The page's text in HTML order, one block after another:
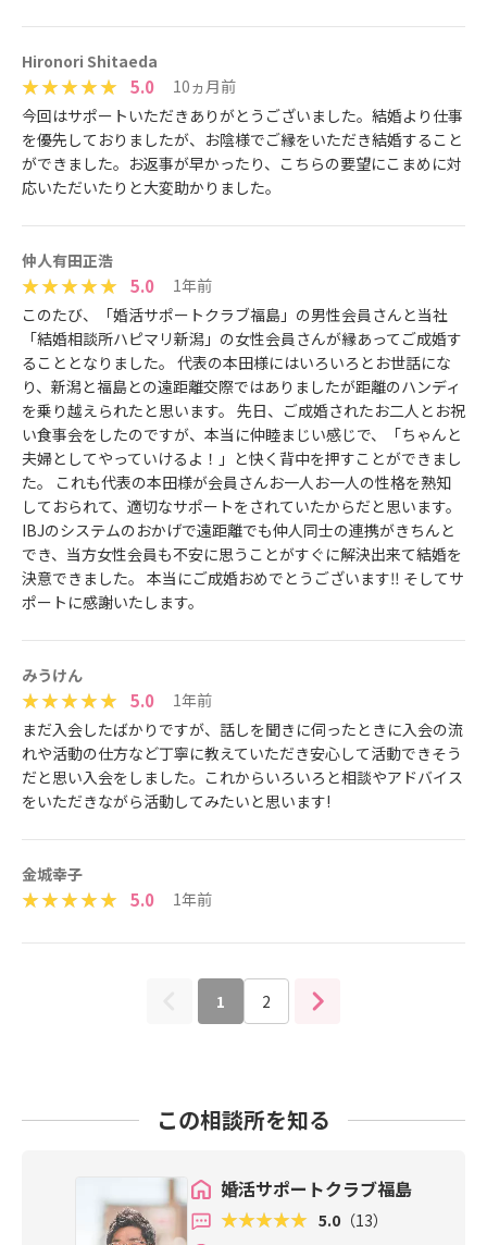
Hironori Shitaeda
5.0
10ヵ月前
今回はサポートいただきありがとうございました。結婚より仕事
を優先しておりましたが、お陰様でご縁をいただき結婚すること
ができました。お返事が早かったり、こちらの要望にこまめに対
応いただいたりと大変助かりました。
仲人有田正浩
5.0
1年前
このたび、「婚活サポートクラブ福島」の男性会員さんと当社
「結婚相談所ハピマリ新潟」の女性会員さんが縁あってご成婚す
ることとなりました。 代表の本田様にはいろいろとお世話にな
り、新潟と福島との遠距離交際ではありましたが距離のハンディ
を乗り越えられたと思います。 先日、ご成婚されたお二人とお祝
い食事会をしたのですが、本当に仲睦まじい感じで、「ちゃんと
夫婦としてやっていけるよ！」と快く背中を押すことができまし
た。 これも代表の本田様が会員さんお一人お一人の性格を熟知
しておられて、適切なサポートをされていたからだと思います。
IBJのシステムのおかげで遠距離でも仲人同士の連携がきちんと
でき、当方女性会員も不安に思うことがすぐに解決出来て結婚を
決意できました。 本当にご成婚おめでとうございます‼ そしてサ
ポートに感謝いたします。
みうけん
5.0
1年前
まだ入会したばかりですが、話しを聞きに伺ったときに入会の流
れや活動の仕方など丁寧に教えていただき安心して活動できそう
だと思い入会をしました。これからいろいろと相談やアドバイス
をいただきながら活動してみたいと思います!
金城幸子
5.0 1年前
1 2
この相談所を知る
婚活サポートクラブ福島
5.0 （13）